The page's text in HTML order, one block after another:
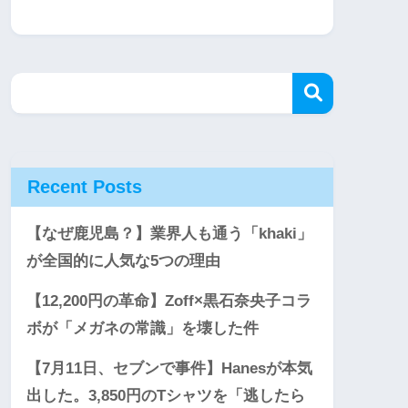
Recent Posts
【なぜ鹿児島？】業界人も通う「khaki」
が全国的に人気な5つの理由
【12,200円の革命】Zoff×黒石奈央子コラ
ボが「メガネの常識」を壊した件
【7月11日、セブンで事件】Hanesが本気
出した。3,850円のTシャツを「逃したら